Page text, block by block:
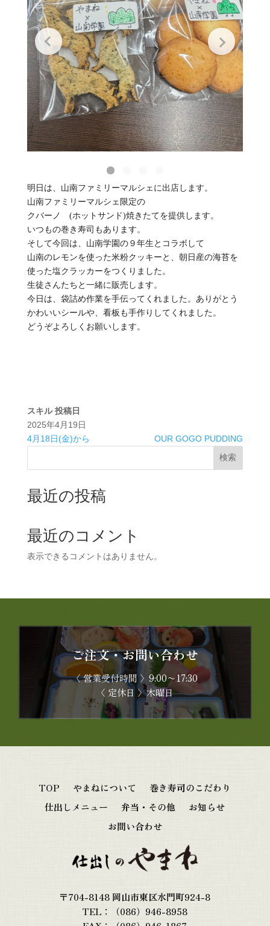
明日は、山南ファミリーマルシェに出店します。
山南ファミリーマルシェ限定の
クバーノ (ホットサンド)焼きたてを提供します。
いつもの巻き寿司もあります。
そして今回は、山南学園の９年生とコラボして
山南のレモンを使った米粉クッキーと、朝日産の海苔を
使った塩クラッカーをつくりました。
生徒さんたちと一緒に販売します。
今日は、袋詰め作業を手伝ってくれました。ありがとう
かわいいシールや、看板も手作りしてくれました。
どうぞよろしくお願いします。
スキル 投稿日
2025年4月19日
4月18日(金)から
OUR GOGO PUDDING
検索
最近の投稿
最近のコメント
表示できるコメントはありません。
ご注文・お問い合わせ
〈 営業受付時間 〉9:00〜17:30
〈 定休日 〉木曜日
TOP やまねについて
巻き寿司のこだわり
仕出しメニュー
弁当・その他
お知らせ
お問い合わせ
〒704-8148 岡山市東区水門町924-8
TEL：（086）946-8958